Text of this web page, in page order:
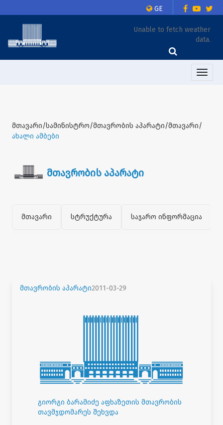
GE
Unable to fetch weather
data.
Toggle
მთავარი/სამინისტრო/მთავრობის აპარატი/მთავარი/
ახალი ამბები
მთავრობის აპარატი
მთავარი სტრუქტურა საჯარო ინფორმაცია
მთავრობის აპარატი2011-03-29
გიორგი ბარამიძე აფხაზეთის მთავრობის
თავმჯდომარეს შეხვდა